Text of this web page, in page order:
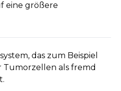
eine größere
das zum Beispiel
Tumorzellen als fremd